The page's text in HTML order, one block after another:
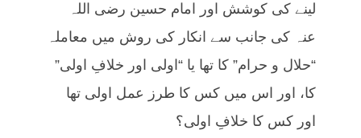
لینے کی کوشش اور امام حسین رضی اللہ
عنہ کی جانب سے انکار کی روش میں معاملہ
“حلال و حرام” کا تھا یا “اولی اور خلافِ اولی”
کا، اور اس میں کس کا طرز عمل اولی تھا
اور کس کا خلافِ اولی؟